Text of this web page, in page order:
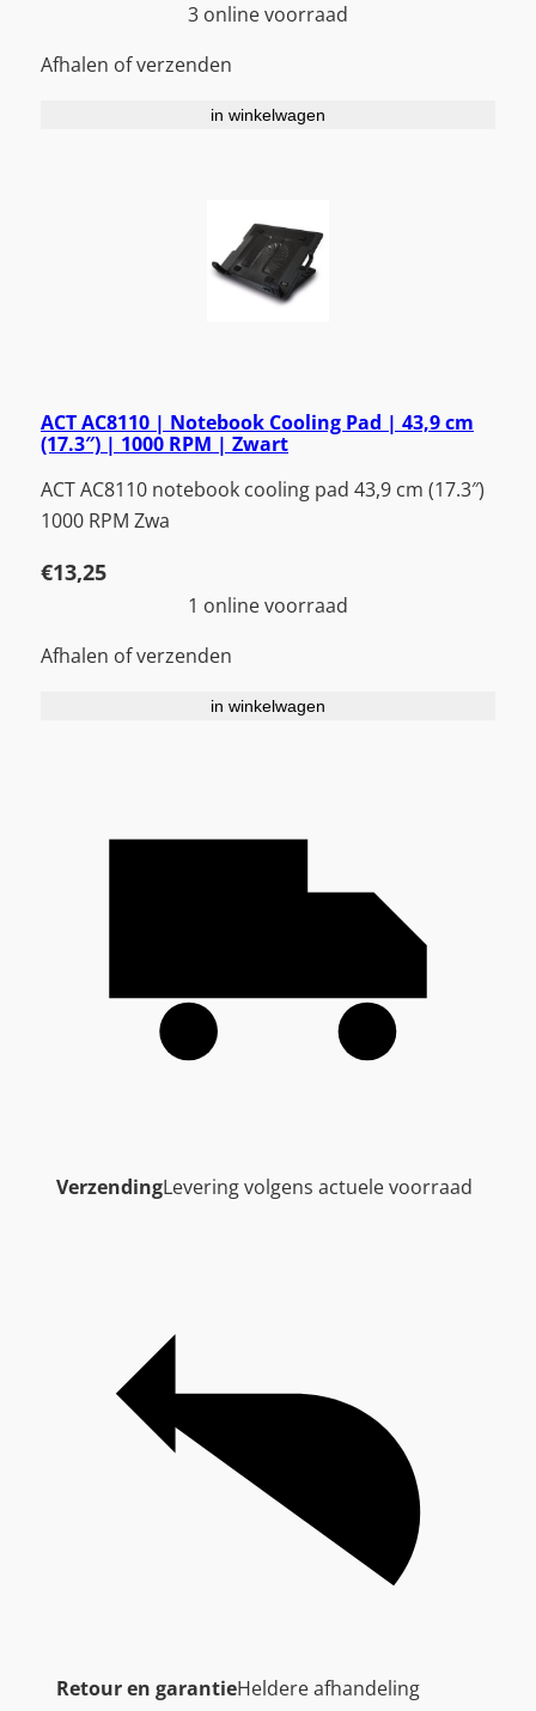
3 online voorraad
Afhalen of verzenden
in winkelwagen
ACT AC8110 | Notebook Cooling Pad | 43,9 cm
(17.3″) | 1000 RPM | Zwart
ACT AC8110 notebook cooling pad 43,9 cm (17.3″)
1000 RPM Zwa
€13,25
1 online voorraad
Afhalen of verzenden
in winkelwagen
VerzendingLevering volgens actuele voorraad
Retour en garantieHeldere afhandeling